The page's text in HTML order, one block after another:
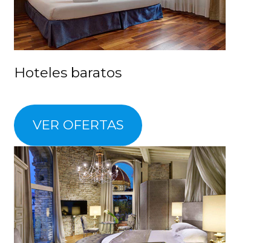
Hoteles baratos
VER OFERTAS